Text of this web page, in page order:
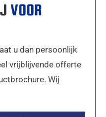
VOOR
u dan persoonlijk
vrijblijvende offerte
Wij